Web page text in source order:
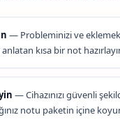
— Probleminizi ve
kısa bir not
— Cihazınızı güvenli
notu paketin içine